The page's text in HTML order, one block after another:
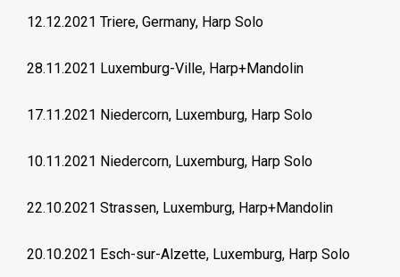
12.12.2021 Triere, Germany, Harp Solo
28.11.2021 Luxemburg-Ville, Harp+Mandolin
17.11.2021 Niedercorn, Luxemburg, Harp Solo
10.11.2021 Niedercorn, Luxemburg, Harp Solo
22.10.2021 Strassen, Luxemburg, Harp+Mandolin
20.10.2021 Esch-sur-Alzette, Luxemburg, Harp Solo